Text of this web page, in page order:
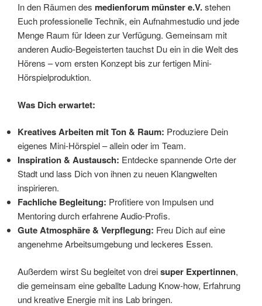
In den Räumen des medienforum münster e.V.stehen
Euch professionelle Technik, ein Aufnahmestudio und jede
Menge Raum für Ideen zur Verfügung. Gemeinsam mit
anderen Audio-Begeisterten tauchst Du ein in die Welt des
Hörens – vom ersten Konzept bis zur fertigen Mini-
Hörspielproduktion.
Was Dich erwartet:
Kreatives Arbeiten mit Ton & Raum: Produziere Dein
eigenes Mini-Hörspiel – allein oder im Team.
Inspiration & Austausch: Entdecke spannende Orte der
Stadt und lass Dich von ihnen zu neuen Klangwelten
inspirieren.
Fachliche Begleitung: Profitiere von Impulsen und
Mentoring durch erfahrene Audio-Profis.
Gute Atmosphäre & Verpflegung: Freu Dich auf eine
angenehme Arbeitsumgebung und leckeres Essen.
Außerdem wirst Su begleitet von dreisuper Expertinnen,
die gemeinsam eine geballte Ladung Know-how, Erfahrung
und kreative Energie mit ins Lab bringen.